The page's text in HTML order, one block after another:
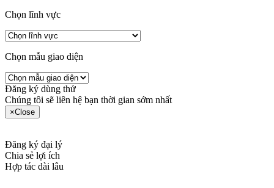
Chọn lĩnh vực
Chọn mẫu giao diện
Đăng ký dùng thử
Chúng tôi sẽ liên hệ bạn thời gian sớm nhất
×Close
Đăng ký đại lý
Chia sẻ lợi ích
Hợp tác dài lâu